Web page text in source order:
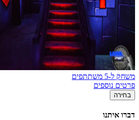
משחק ל-5 משתתפים
פרטים נוספים
בחירה
דברו איתנו